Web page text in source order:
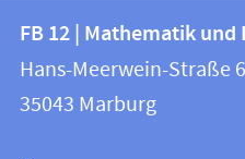
Kontakt
und
Informationen
FB
12
|
FB 12 | Mathematik
Hans-Meerwein-Straße 6
35043 Marburg